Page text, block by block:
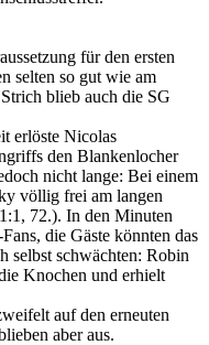
für den ersten
selten so gut wie am
blieb auch die SG
erlöste Nicolas
den Blankenlocher
nicht lange: Bei einem
völlig frei am langen
72.). In den Minuten
die Gäste könnten das
selbst schwächten: Robin
Knochen und erhielt
auf den erneuten
aber aus.